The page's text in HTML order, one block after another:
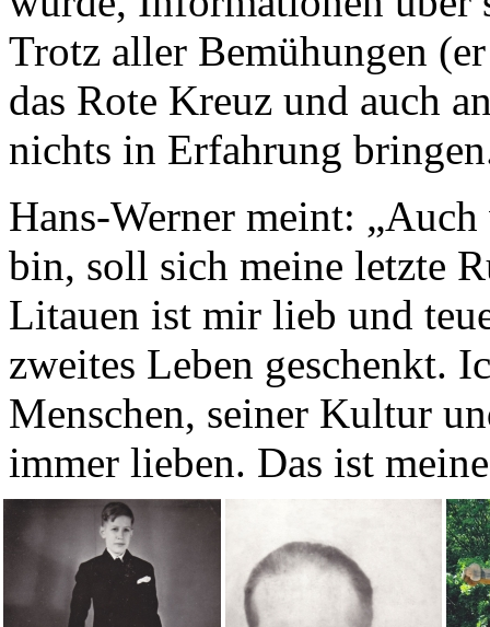
Trotz aller Bemühungen
das Rote Kreuz und auch
nichts in Erfahrung
Hans-Werner meint:
bin, soll sich meine letzte
Litauen ist mir lieb und
zweites Leben geschenkt.
Menschen, seiner Kultur
immer lieben. Das ist